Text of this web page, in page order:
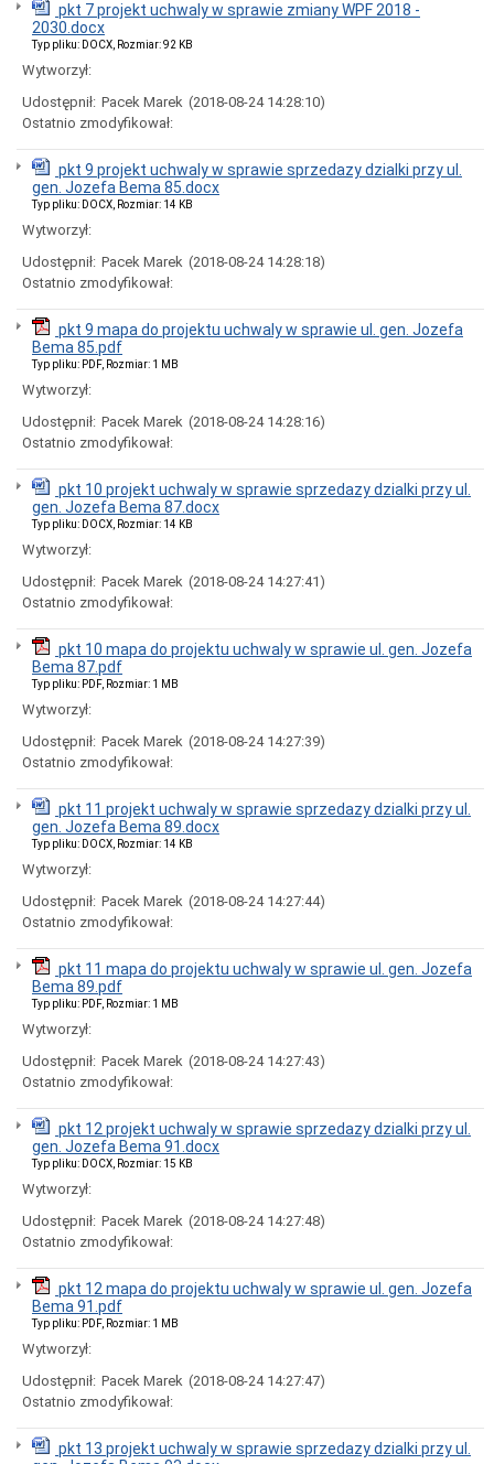
Harmonogram
prac
Rady
Miejskiej
Rada
Miejska
2018-
2023
Rada
Miejska
2014-
2018
Rada
Miasta
Rada
Miejska
2010-
2014
Rada
2006-
2010
Urząd
Miasta
Nadawanie
numeru
PESEL
UKRAINY
номера
PESEL
для
біженців
Ogłoszenia
obwieszczenia
w
2026
roku
Ogłoszenia
obwieszczenia
w
roku
Ogłoszenia
w
2024
roku
obwieszczenia
2023
roku
obwieszczenia
2022
roku
Ogłoszenia
obwieszczenia
Informacje
adresowe
pkt 7 projekt uchwaly w sprawie zmiany WPF 2018 -
2030.docx
Typ pliku: DOCX, Rozmiar: 92 KB
Wytworzył:
Udostępnił: Pacek Marek (2018-08-24 14:28:10)
Ostatnio zmodyfikował:
pkt 9 projekt uchwaly w sprawie sprzedazy dzialki przy ul.
gen. Jozefa Bema 85.docx
Typ pliku: DOCX, Rozmiar: 14 KB
Wytworzył:
Udostępnił: Pacek Marek (2018-08-24 14:28:18)
Ostatnio zmodyfikował:
pkt 9 mapa do projektu uchwaly w sprawie ul. gen. Jozefa
Bema 85.pdf
Typ pliku: PDF, Rozmiar: 1 MB
Wytworzył:
Udostępnił: Pacek Marek (2018-08-24 14:28:16)
Ostatnio zmodyfikował:
pkt 10 projekt uchwaly w sprawie sprzedazy dzialki przy ul.
gen. Jozefa Bema 87.docx
Typ pliku: DOCX, Rozmiar: 14 KB
Wytworzył:
Udostępnił: Pacek Marek (2018-08-24 14:27:41)
Ostatnio zmodyfikował:
pkt 10 mapa do projektu uchwaly w sprawie ul. gen. Jozefa
Bema 87.pdf
Typ pliku: PDF, Rozmiar: 1 MB
Wytworzył:
Udostępnił: Pacek Marek (2018-08-24 14:27:39)
Ostatnio zmodyfikował:
pkt 11 projekt uchwaly w sprawie sprzedazy dzialki przy ul.
gen. Jozefa Bema 89.docx
Typ pliku: DOCX, Rozmiar: 14 KB
Wytworzył:
Udostępnił: Pacek Marek (2018-08-24 14:27:44)
Ostatnio zmodyfikował:
pkt 11 mapa do projektu uchwaly w sprawie ul. gen. Jozefa
Bema 89.pdf
Typ pliku: PDF, Rozmiar: 1 MB
Wytworzył:
Udostępnił: Pacek Marek (2018-08-24 14:27:43)
Ostatnio zmodyfikował:
pkt 12 projekt uchwaly w sprawie sprzedazy dzialki przy ul.
gen. Jozefa Bema 91.docx
Typ pliku: DOCX, Rozmiar: 15 KB
Wytworzył:
Udostępnił: Pacek Marek (2018-08-24 14:27:48)
Ostatnio zmodyfikował:
pkt 12 mapa do projektu uchwaly w sprawie ul. gen. Jozefa
Bema 91.pdf
Typ pliku: PDF, Rozmiar: 1 MB
Wytworzył:
Udostępnił: Pacek Marek (2018-08-24 14:27:47)
Ostatnio zmodyfikował:
pkt 13 projekt uchwaly w sprawie sprzedazy dzialki przy ul.